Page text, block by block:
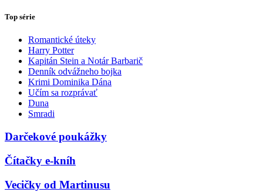
Top série
Romantické úteky
Harry Potter
Kapitán Stein a Notár Barbarič
Denník odvážneho bojka
Krimi Dominika Dána
Učím sa rozprávať
Duna
Smradi
Darčekové poukážky
Čítačky e-kníh
Vecičky od Martinusu